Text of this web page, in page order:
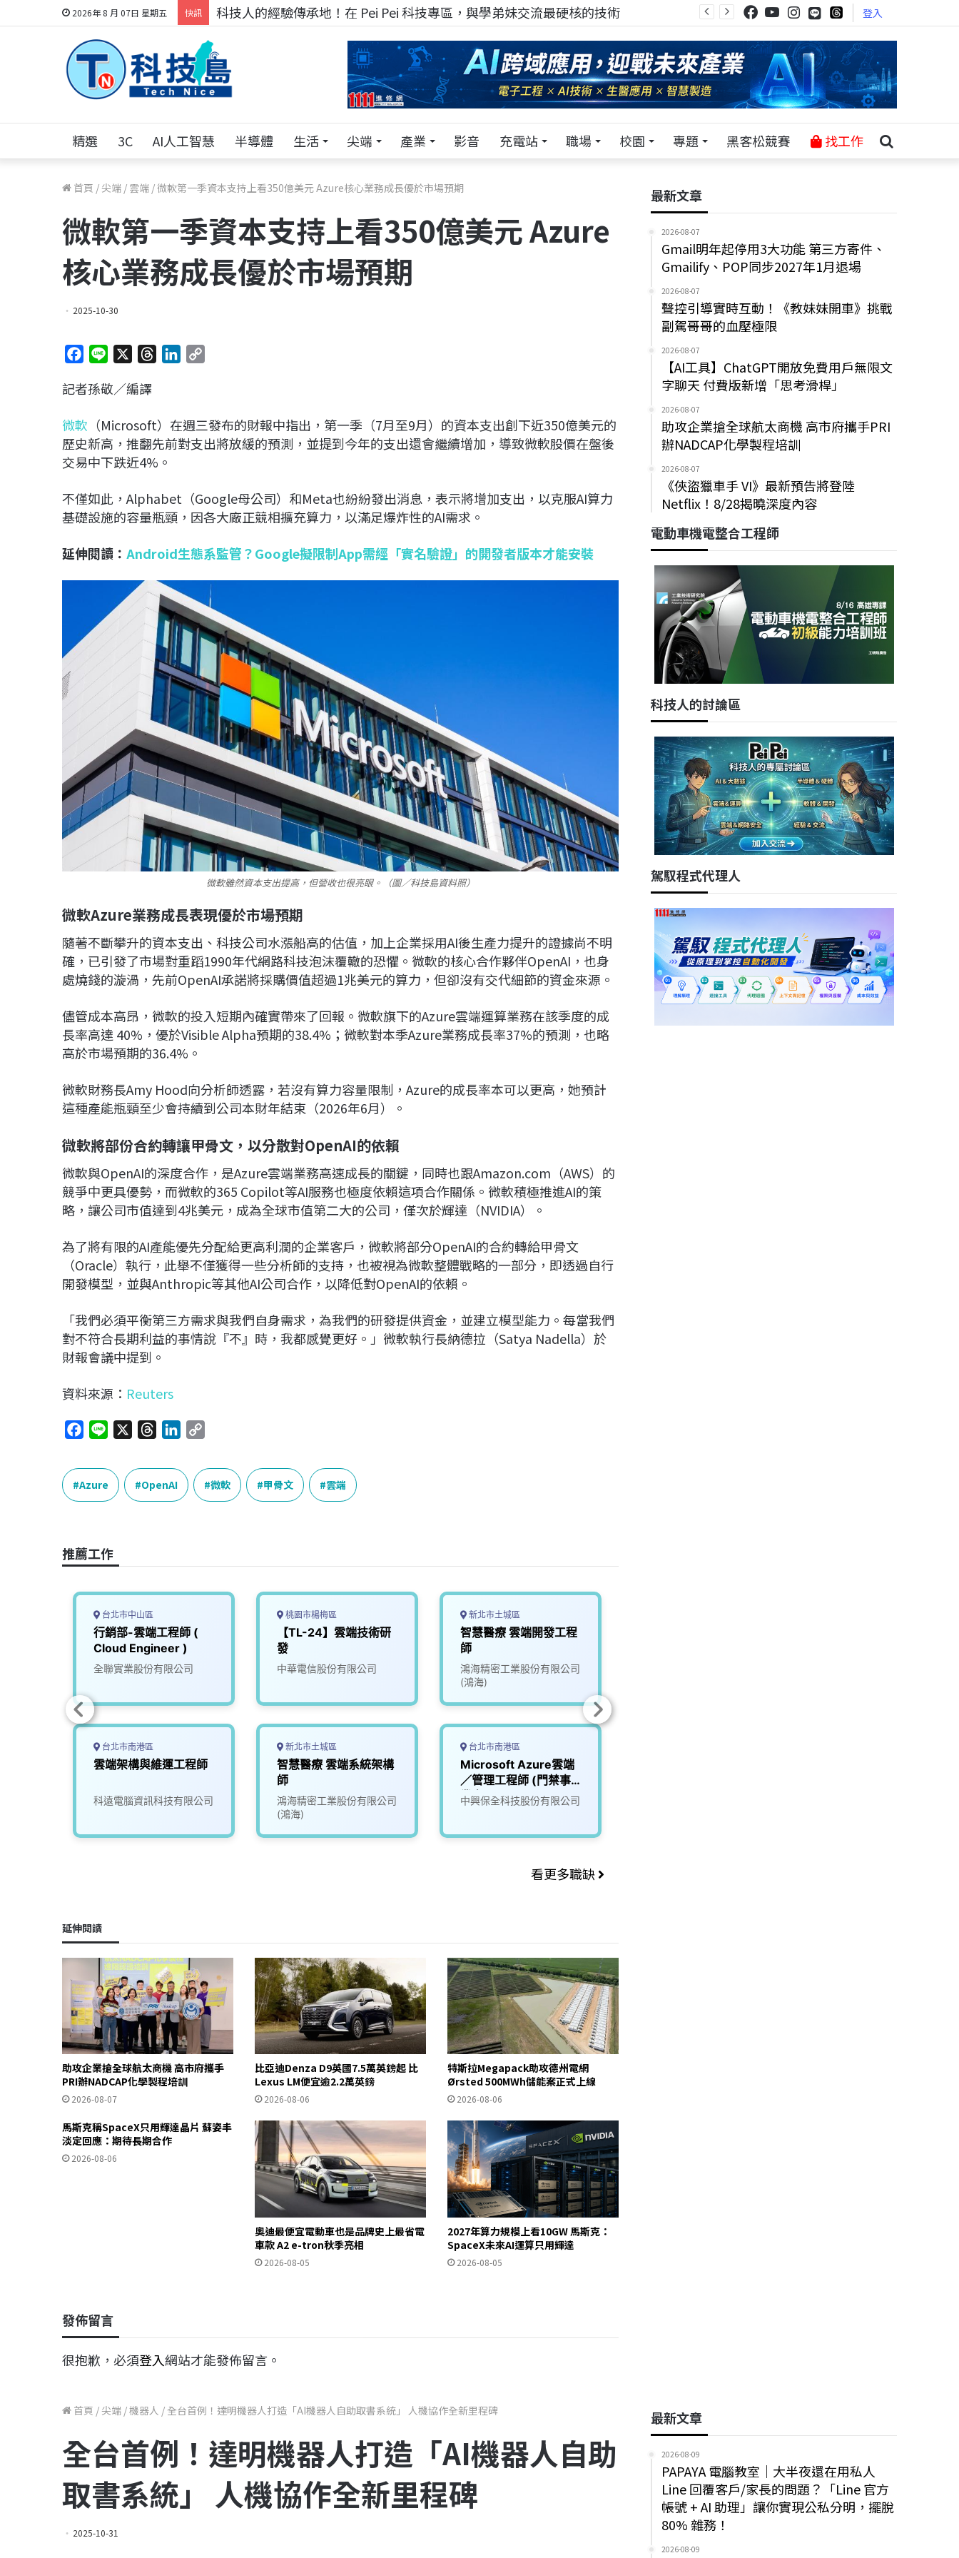
2026年 8 月 07日 星期五 快訊 科技人的經驗傳承地！在 Pei Pei 科技專區，與學弟妹交流最硬核的技術 登入
精選 3C AI人工智慧 半導體 生活 尖端 產業 影音 充電站 職場 校園 專題 黑客松競賽 找工作
首頁 /尖端 / 雲端 /微軟第一季資本支持上看350億美元 Azure核心業務成長優於市場預期
微軟第一季資本支持上看350億美元 Azure
核心業務成長優於市場預期
2025-10-30
c
b
o
o
n
a
d
s
e
d
L
i
記者孫敬／編譯
微軟 （Microsoft）在週三發布的財報中指出，第一季（7月至9月）的資本支出創下近350億美元的
歷史新高，推翻先前對支出將放緩的預測，並提到今年的支出還會繼續增加，導致微軟股價在盤後
交易中下跌近4%。
不僅如此，Alphabet（Google母公司）和Meta也紛紛發出消息，表示將增加支出，以克服AI算力
基礎設施的容量瓶頸，因各大廠正競相擴充算力，以滿足爆炸性的AI需求。
延伸閱讀： Android生態系監管？Google擬限制App需經「實名驗證」的開發者版本才能安裝
微軟雖然資本支出提高，但營收也很亮眼。（圖／科技島資料照）
微軟Azure業務成長表現優於市場預期
隨著不斷攀升的資本支出、科技公司水漲船高的估值，加上企業採用AI後生產力提升的證據尚不明
確，已引發了市場對重蹈1990年代網路科技泡沫覆轍的恐懼。微軟的核心合作夥伴OpenAI，也身
處燒錢的漩渦，先前OpenAI承諾將採購價值超過1兆美元的算力，但卻沒有交代細節的資金來源。
儘管成本高昂，微軟的投入短期內確實帶來了回報。微軟旗下的Azure雲端運算業務在該季度的成
長率高達 40%，優於Visible Alpha預期的38.4%；微軟對本季Azure業務成長率37%的預測，也略
高於市場預期的36.4%。
微軟財務長Amy Hood向分析師透露，若沒有算力容量限制，Azure的成長率本可以更高，她預計
這種產能瓶頸至少會持續到公司本財年結束（2026年6月）。
微軟將部份合約轉讓甲骨文，以分散對OpenAI的依賴
微軟與OpenAI的深度合作，是Azure雲端業務高速成長的關鍵，同時也跟Amazon.com（AWS）的
競爭中更具優勢，而微軟的365 Copilot等AI服務也極度依賴這項合作關係。微軟積極推進AI的策
略，讓公司市值達到4兆美元，成為全球市值第二大的公司，僅次於輝達（NVIDIA）。
為了將有限的AI產能優先分配給更高利潤的企業客戶，微軟將部分OpenAI的合約轉給甲骨文
（Oracle）執行，此舉不僅獲得一些分析師的支持，也被視為微軟整體戰略的一部分，即透過自行
開發模型，並與Anthropic等其他AI公司合作，以降低對OpenAI的依賴。
「我們必須平衡第三方需求與我們自身需求，為我們的研發提供資金，並建立模型能力。每當我們
對不符合長期利益的事情說『不』時，我都感覺更好。」微軟執行長納德拉（Satya Nadella）於
財報會議中提到。
資料來源： Reuters
c
e
b
k
n
r
e
a
n
k
e
p
y
L
Azure OpenAI 微軟 甲骨文 雲端
推薦工作
台北市中山區
行銷部-雲端工程師 (
Cloud Engineer )
全聯實業股份有限公司
台北市南港區
雲端架構與維運工程師
科遠電腦資訊科技有限公司
桃園市楊梅區
【TL-24】雲端技術研
發
中華電信股份有限公司
新北市土城區
智慧醫療 雲端系統架構
師
鴻海精密工業股份有限公司
(鴻海)
新北市土城區
智慧醫療 雲端開發工程
師
鴻海精密工業股份有限公司
(鴻海)
台北市南港區
Microsoft Azure雲端
／管理工程師 (門禁事
業處)
中興保全科技股份有限公司
看更多職缺
延伸閱讀
助攻企業搶全球航太商機 高市府攜手
PRI辦NADCAP化學製程培訓
2026-08-07
比亞迪Denza D9英國7.5萬英鎊起 比
Lexus LM便宜逾2.2萬英鎊
2026-08-06
特斯拉Megapack助攻德州電網
Ørsted 500MWh儲能案正式上線
2026-08-06
馬斯克稱SpaceX只用輝達晶片 蘇姿丰
淡定回應：期待長期合作
2026-08-06
奧迪最便宜電動車也是品牌史上最省電
車款 A2 e-tron秋季亮相
2026-08-05
2027年算力規模上看10GW 馬斯克：
SpaceX未來AI運算只用輝達
2026-08-05
發佈留言
很抱歉，必須登入網站才能發佈留言。
最新文章
2026-08-07
Gmail明年起停用3大功能 第三方寄件、
Gmailify、POP同步2027年1月退場
2026-08-07
聲控引導實時互動！《教妹妹開車》挑戰
副駕哥哥的血壓極限
2026-08-07
【AI工具】ChatGPT開放免費用戶無限文
字聊天 付費版新增「思考滑桿」
2026-08-07
助攻企業搶全球航太商機 高市府攜手PRI
辦NADCAP化學製程培訓
2026-08-07
《俠盜獵車手 VI》最新預告將登陸
Netflix！8/28揭曉深度內容
電動車機電整合工程師
科技人的討論區
駕馭程式代理人